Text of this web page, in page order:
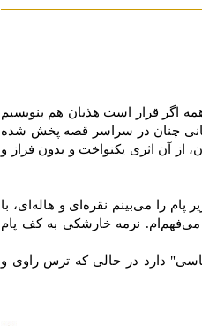
اگر قرار است هذیان هم بنویسیم
چنان در سراسر قصه پخش شده
از آن اثری یکنواخت و بدون فراز و
را می‌بینم نقره‌ای و هاله‌ای، با
نرمه خارشكی به كف پام
دارد در حالی که ترس راوی و